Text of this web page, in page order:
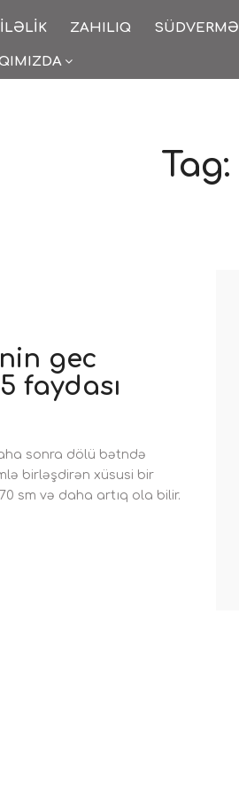
ZAHILIQ SÜDVERMƏ
Tag:
gec
faydası
sonra dölü bətndə
birləşdirən xüsusi bir
sm və daha artıq ola bilir.